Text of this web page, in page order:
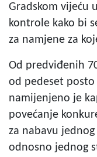
Gradskom vijeću
kontrole kako bi
za namjene za
Od predviđenih
od pedeset
namijenjeno je
povećanje
za nabavu
odnosno jednog